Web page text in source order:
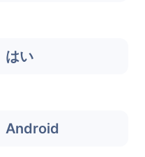
はい
Android